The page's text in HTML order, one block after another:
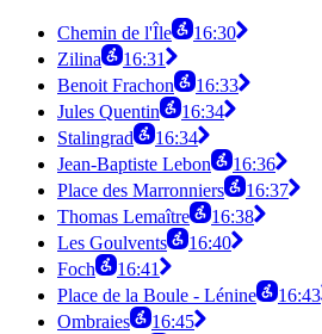
Chemin de l'Île
16:30
Zilina
16:31
Benoit Frachon
16:33
Jules Quentin
16:34
Stalingrad
16:34
Jean-Baptiste Lebon
16:36
Place des Marronniers
16:37
Thomas Lemaître
16:38
Les Goulvents
16:40
Foch
16:41
Place de la Boule - Lénine
16:43
Ombraies
16:45